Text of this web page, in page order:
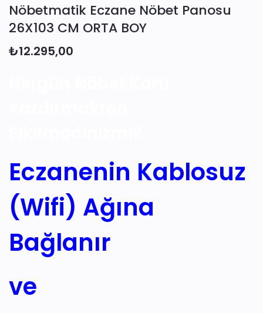
Nöbetmatik Eczane Nöbet Panosu
26X103 CM ORTA BOY
₺12.295,00
Eczanenin Kablosuz
(Wifi) Ağına
Bağlanır
ve